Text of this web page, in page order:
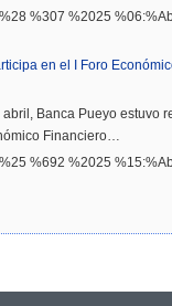
%307 %2025
en el I Foro
abril, Banca Pueyo estuvo
Financiero…
%692 %2025